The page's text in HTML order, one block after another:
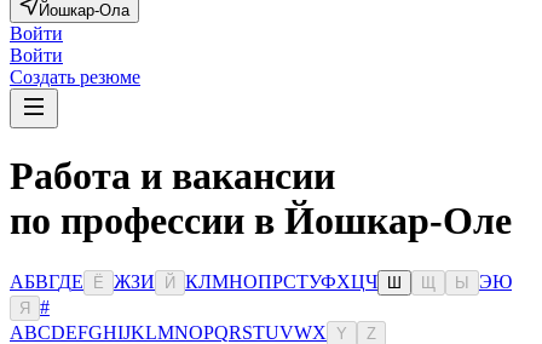
Йошкар-Ола
Войти
Войти
Создать резюме
Работа и вакансии
по профессии в Йошкар-Оле
АБВГДЕ Ё ЖЗИ Й КЛМНОПРСТУФХЦЧ Ы ЭЮ
Я
#
ABCDEFGHIJKLMNOPQRSTUVWX Y Z